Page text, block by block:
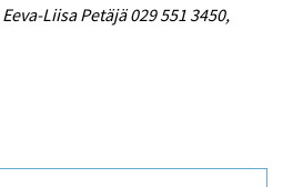
Liisa Petäjä 029 551 3450,